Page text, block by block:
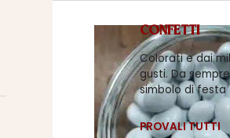
CONFETTI
Colorati e dai
gusti. Da sempre
simbolo di festa
PROVALI TUTTI